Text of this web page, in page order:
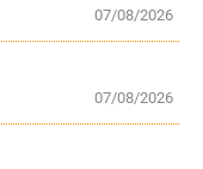
07/08/2026
07/08/2026